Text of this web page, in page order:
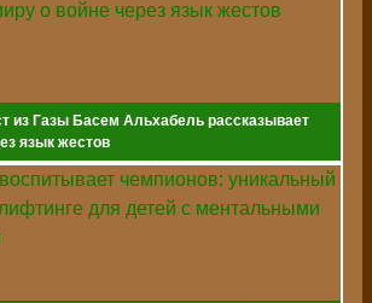
из Газы Басем Альхабель рассказывает
язык жестов